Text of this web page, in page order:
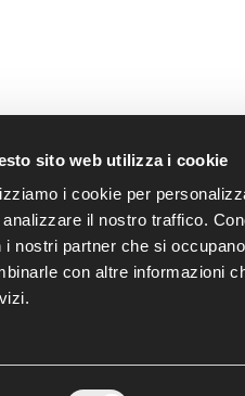
sito web utilizza i cookie
i cookie per
analizzare il nostro traffico.
i nostri partner che si
con altre informazioni